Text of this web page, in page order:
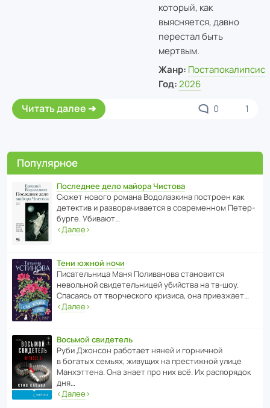
который, как
выясняется, давно
перестал быть
мертвым.
Жанр: Постапокалипсис
Год: 2026
Читать далее 0 1
Популярное
Последнее дело майора Чистова
Сюжет нового романа Водо­ла­з­кина пост­роен как
дете­ктив и разво­ра­чи­ва­ется в совре­менном Пете­р­
бурге. Убивают…
‹Далее›
Тени южной ночи
Писа­тель­ница Маня Поли­ва­нова стано­вится
невольной свиде­тель­ницей убийства на тв-шоу.
Спасаясь от твор­че­с­кого кризиса, она приезжает…
‹Далее›
Восьмой свидетель
Руби Джонсон рабо­тает няней и горни­чной
в богатых семьях, живущих на прес­ти­жной улице
Манх­эт­тена. Она знает про них всё. Их распо­рядок
дня…
‹Далее›